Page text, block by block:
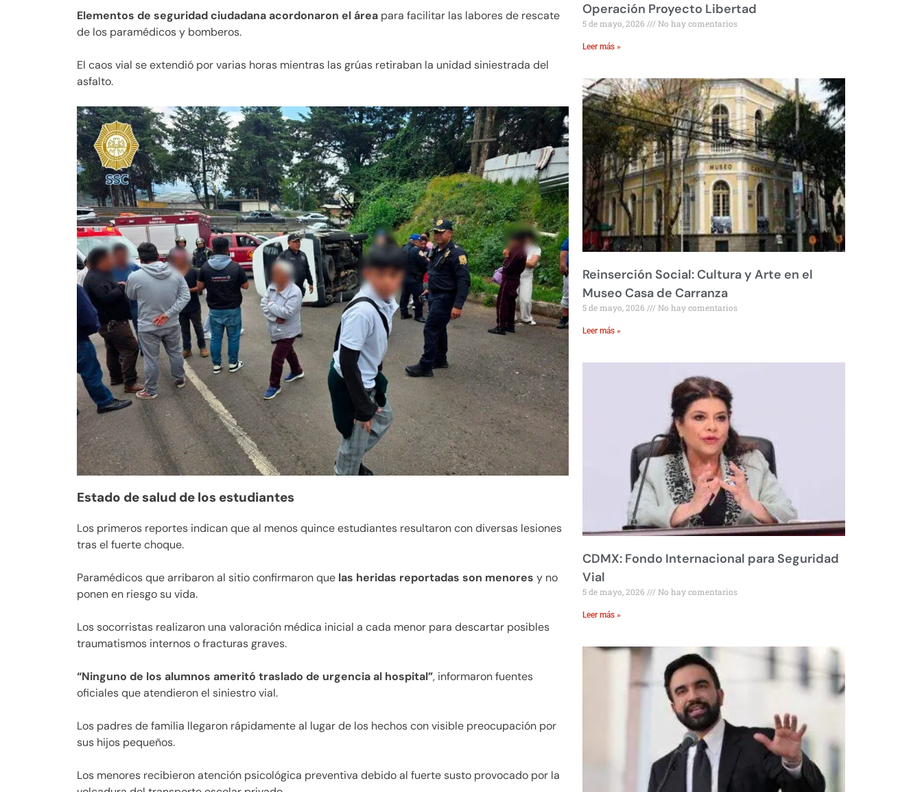
Elementos de seguridad ciudadana acordonaron el área para facilitar las labores de rescate
de los paramédicos y bomberos.
El caos vial se extendió por varias horas mientras las grúas retiraban la unidad siniestrada del
asfalto.
Estado de salud de los estudiantes
Los primeros reportes indican que al menos quince estudiantes resultaron con diversas lesiones
tras el fuerte choque.
Paramédicos que arribaron al sitio confirmaron que las heridas reportadas son menores y no
ponen en riesgo su vida.
Los socorristas realizaron una valoración médica inicial a cada menor para descartar posibles
traumatismos internos o fracturas graves.
“Ninguno de los alumnos ameritó traslado de urgencia al hospital”, informaron fuentes
oficiales que atendieron el siniestro vial.
Los padres de familia llegaron rápidamente al lugar de los hechos con visible preocupación por
sus hijos pequeños.
Los menores recibieron atención psicológica preventiva debido al fuerte susto provocado por la
Operación Proyecto Libertad
5 de mayo, 2026 No hay comentarios
Leer más »
Reinserción Social: Cultura y Arte en el
Museo Casa de Carranza
5 de mayo, 2026 No hay comentarios
Leer más »
CDMX: Fondo Internacional para Seguridad
Vial
5 de mayo, 2026 No hay comentarios
Leer más »